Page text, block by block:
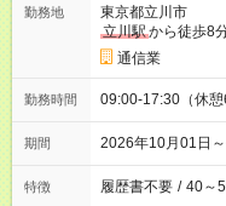
勤務地
東京都立川市
立川駅から徒歩8
通信業
勤務時間 09:00-17:30（休
期間 2026年10月01日
特徴 履歴書不要 / 40～